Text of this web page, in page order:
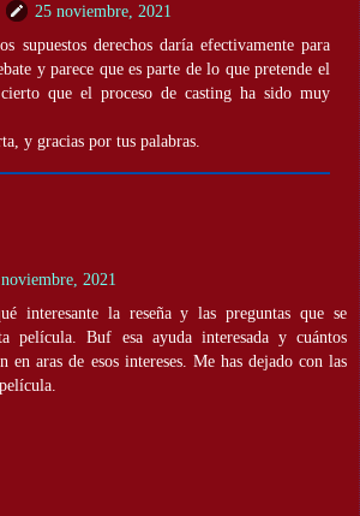
25 noviembre, 2021
supuestos derechos daría efectivamente para
y parece que es parte de lo que pretende el
que el proceso de casting ha sido muy
y gracias por tus palabras.
2021
interesante la reseña y las preguntas que se
película. Buf esa ayuda interesada y cuántos
en aras de esos intereses. Me has dejado con las